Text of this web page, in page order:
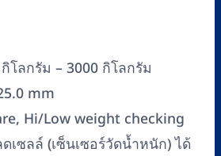
โลกรัม – 3000 กิโลกรัม
mm
Hi/Low weight checking
เซลล์ (เซ็นเซอร์วัดน้ำหนัก) ได้